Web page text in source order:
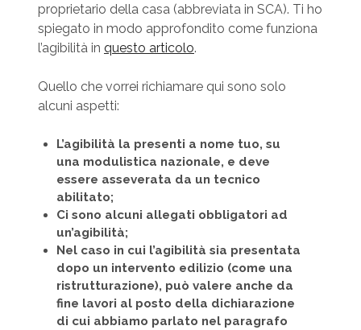
proprietario della casa (abbreviata in SCA). Ti ho
spiegato in modo approfondito come funziona
l’agibilità in questo articolo.
Quello che vorrei richiamare qui sono solo
alcuni aspetti:
L’agibilità la presenti a nome tuo, su
una modulistica nazionale, e deve
essere asseverata da un tecnico
abilitato;
Ci sono alcuni allegati obbligatori ad
un’agibilità;
Nel caso in cui l’agibilità sia presentata
dopo un intervento edilizio (come una
ristrutturazione), può valere anche da
fine lavori al posto della dichiarazione
di cui abbiamo parlato nel paragrafo